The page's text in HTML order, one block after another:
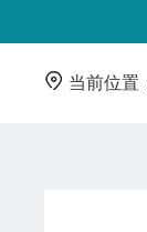
当前位置